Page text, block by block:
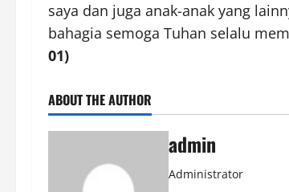
saya dan juga anak-anak yang
bahagia semoga Tuhan selalu
01)
ABOUT THE AUTHOR
admin
Administrator